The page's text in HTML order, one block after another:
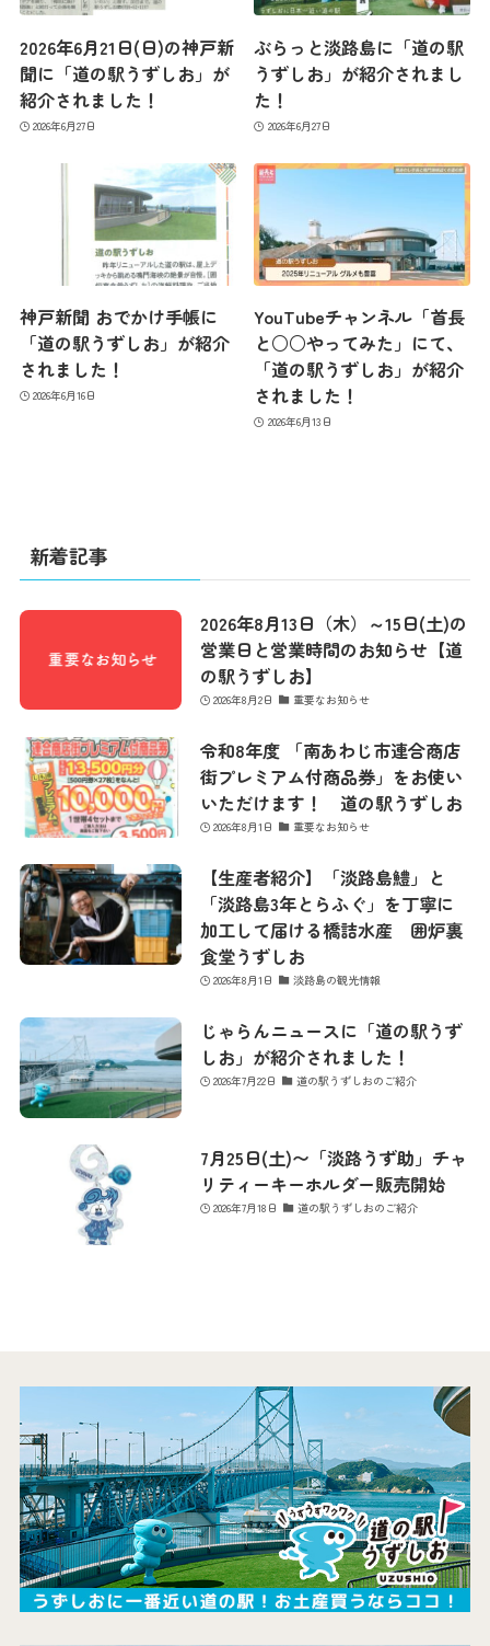
最新情報
コンセプト
コンテンツ
アクセス
営業カレンダー
お問い合わせ
2026年6月21日(日)の神戸新
聞に「道の駅うずしお」が
紹介されました！
2026年6月27日
ぶらっと淡路島に「道の駅
うずしお」が紹介されまし
た！
2026年6月27日
神戸新聞 おでかけ手帳に
「道の駅うずしお」が紹介
されました！
2026年6月16日
YouTubeチャンネル「首長
と○○やってみた」にて、
「道の駅うずしお」が紹介
されました！
2026年6月13日
新着記事
2026年8月13日（木）～15日(土)の
営業日と営業時間のお知らせ【道
の駅うずしお】
2026年8月2日 重要なお知らせ
令和8年度 「南あわじ市連合商店
街プレミアム付商品券」をお使い
いただけます！ 道の駅うずしお
2026年8月1日 重要なお知らせ
【生産者紹介】「淡路島鱧」と
「淡路島3年とらふぐ」を丁寧に
加工して届ける橋詰水産 囲炉裏
食堂うずしお
2026年8月1日 淡路島の観光情報
じゃらんニュースに「道の駅うず
しお」が紹介されました！
2026年7月22日 道の駅うずしおのご紹介
7月25日(土)〜「淡路うず助」チャ
リティーキーホルダー販売開始
2026年7月18日 道の駅うずしおのご紹介